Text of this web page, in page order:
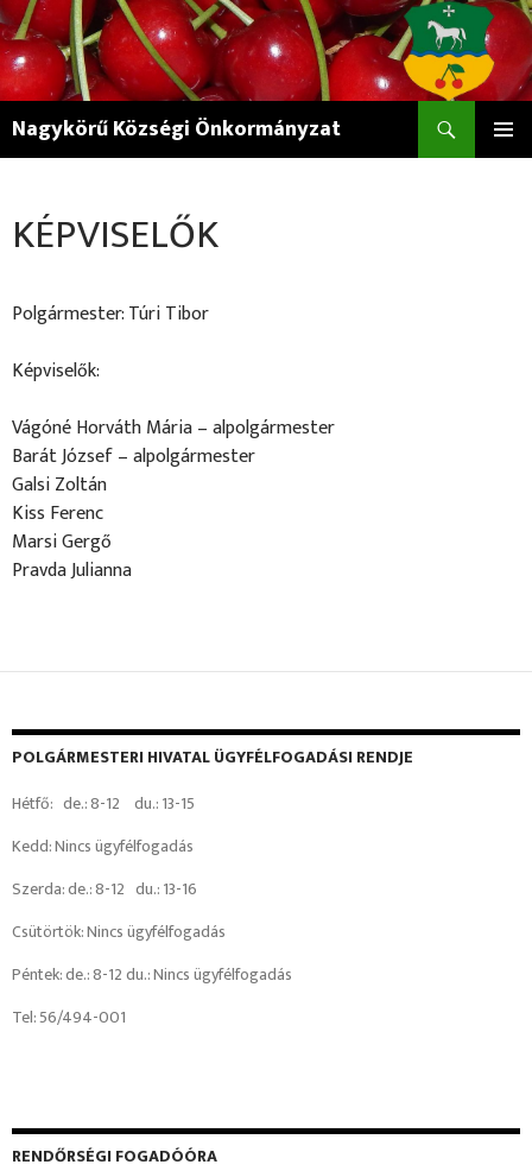
Nagykörű Községi Önkormányzat
KÉPVISELŐK
Polgármester: Túri Tibor
Képviselők:
Vágóné Horváth Mária – alpolgármester
Barát József – alpolgármester
Galsi Zoltán
Kiss Ferenc
Marsi Gergő
Pravda Julianna
POLGÁRMESTERI HIVATAL ÜGYFÉLFOGADÁSI RENDJE
Hétfő: de.: 8-12 du.: 13-15
Kedd: Nincs ügyfélfogadás
Szerda: de.: 8-12 du.: 13-16
Csütörtök: Nincs ügyfélfogadás
Péntek: de.: 8-12 du.: Nincs ügyfélfogadás
Tel: 56/494-001
RENDŐRSÉGI FOGADÓÓRA